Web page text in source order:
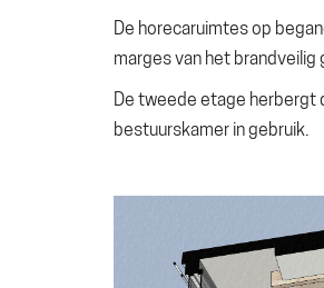
De horecaruimtes op
marges van het brandveilig
De tweede etage herbergt
bestuurskamer in gebruik.